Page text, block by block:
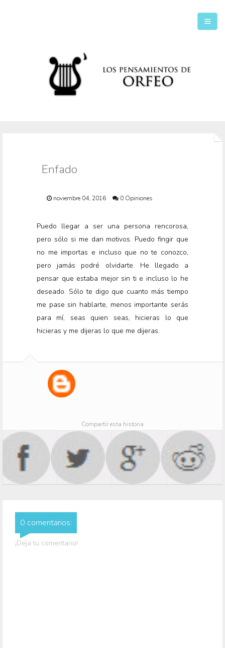
Enfado
noviembre 04, 2016 0 Opiniones
Puedo llegar a ser una persona rencorosa,
pero sólo si me dan motivos. Puedo fingir que
no me importas e incluso que no te conozco,
pero jamás podré olvidarte. He llegado a
pensar que estaba mejor sin ti e incluso lo he
deseado. Sólo te digo que cuanto más tiempo
me pase sin hablarte, menos importante serás
para mí, seas quien seas, hicieras lo que
hicieras y me dijeras lo que me dijeras.
Compartir esta historia
0 comentarios:
¡Deja tu comentario!